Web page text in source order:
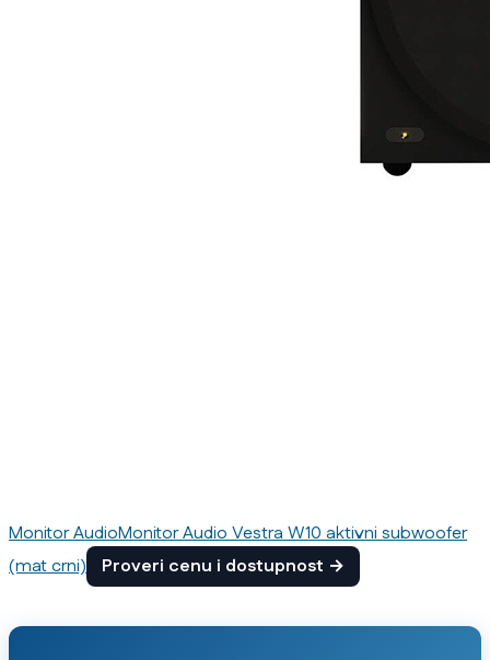
Monitor AudioMonitor Audio Vestra W10 aktivni subwoofer
(mat crni)
Proveri cenu i dostupnost →